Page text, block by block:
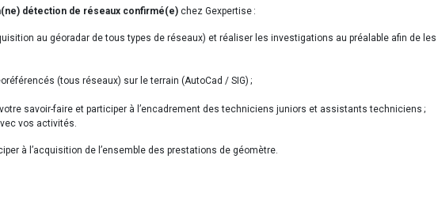
détection de réseaux confirmé(e) chez Gexpertise :
au géoradar de tous types de réseaux) et réaliser les investigations au préalable afin de les
(tous réseaux) sur le terrain (AutoCad / SIG) ;
savoir-faire et participer à l’encadrement des techniciens juniors et assistants techniciens ;
vos activités.
à l’acquisition de l’ensemble des prestations de géomètre.